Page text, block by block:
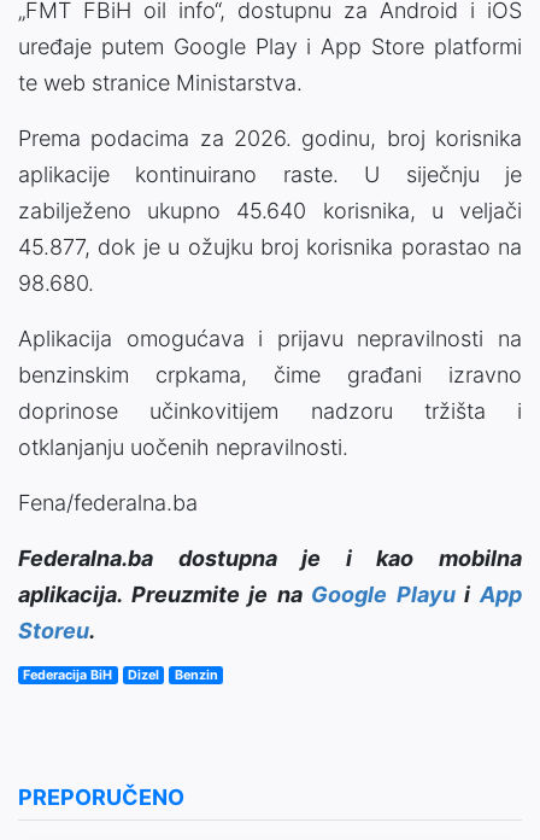
„FMT FBiH oil info“, dostupnu za Android i iOS
uređaje putem Google Play i App Store platformi
te web stranice Ministarstva.
Prema podacima za 2026. godinu, broj korisnika
aplikacije kontinuirano raste. U siječnju je
zabilježeno ukupno 45.640 korisnika, u veljači
45.877, dok je u ožujku broj korisnika porastao na
98.680.
Aplikacija omogućava i prijavu nepravilnosti na
benzinskim crpkama, čime građani izravno
doprinose učinkovitijem nadzoru tržišta i
otklanjanju uočenih nepravilnosti.
Fena/federalna.ba
Federalna.ba dostupna je i kao mobilna
aplikacija. Preuzmite je na Google PlayuiApp
Storeu.
Federacija BiH Dizel Benzin
PREPORUČENO